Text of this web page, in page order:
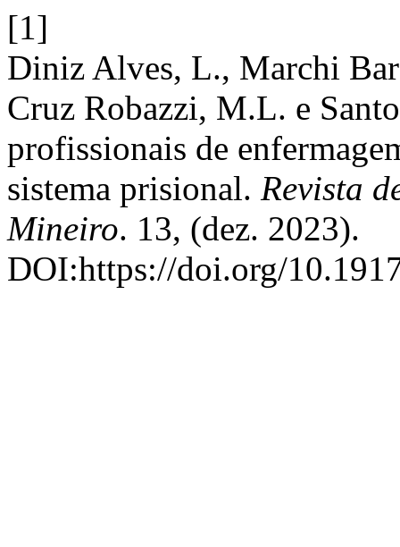
[1]
Diniz Alves, L., Marchi
Cruz Robazzi, M.L. e
profissionais de
sistema prisional. Revista
Mineiro. 13, (dez. 2023).
DOI:https://doi.org/